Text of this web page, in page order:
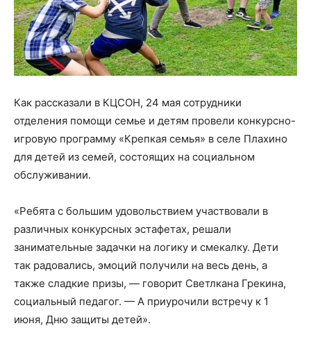
Как рассказали в КЦСОН, 24 мая сотрудники
отделения помощи семье и детям провели конкурсно-
игровую программу «Крепкая семья» в селе Плахино
для детей из семей, состоящих на социальном
обслуживании.
«Ребята с большим удовольствием участвовали в
различных конкурсных эстафетах, решали
занимательные задачки на логику и смекалку. Дети
так радовались, эмоций получили на весь день, а
также сладкие призы, — говорит Светлкана Грекина,
социальный педагог. — А приурочили встречу к 1
июня, Дню защиты детей».